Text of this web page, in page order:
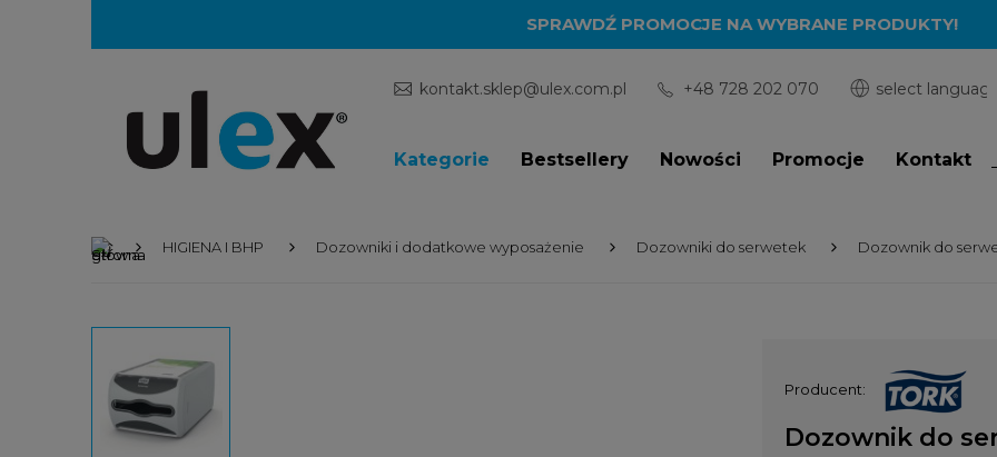
SPRAWDŹ PROMOCJE NA WYBRANE PRODUKTY!
kontakt.sklep@ulex.com.pl +48 728 202 070
Kategorie Bestsellery Nowości Promocje Kontakt
HIGIENA I BHP Dozowniki i dodatkowe wyposażenie Dozowniki do serwetek Dozownik do
Producent:
Dozownik do